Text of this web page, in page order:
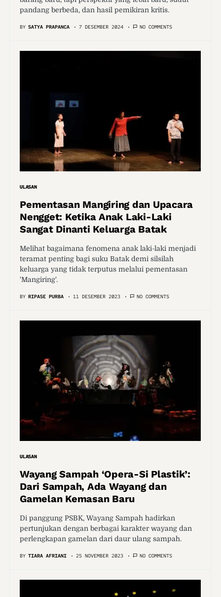
pandang berbeda, dan hasil pemikiran kritis.
BY SATYA PRAPANCA 7 DESEMBER 2024 NO COMMENTS
ULASAN
Pementasan Mangiring dan Upacara
Nengget: Ketika Anak Laki-Laki
Sangat Dinanti Keluarga Batak
Melihat bagaimana fenomena anak laki-laki menjadi
teramat penting bagi suku Batak demi silsilah
keluarga yang tidak terputus melalui pementasan
'Mangiring'.
BY RIPASE PURBA 11 DESEMBER 2023 NO COMMENTS
ULASAN
Wayang Sampah ‘Opera-Si Plastik’:
Dari Sampah, Ada Wayang dan
Gamelan Kemasan Baru
Di panggung PSBK, Wayang Sampah hadirkan
pertunjukan dengan berbagai karakter wayang dan
perlengkapan gamelan dari daur ulang sampah.
BY TIARA AFRIANI 25 NOVEMBER 2023 NO COMMENTS